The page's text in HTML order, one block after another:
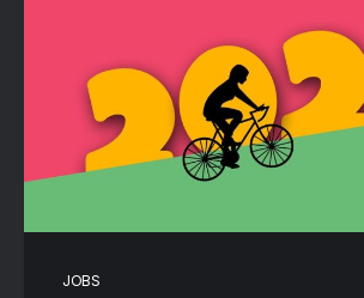
JOBS